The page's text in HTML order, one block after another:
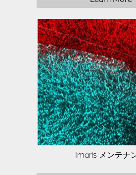
Push your advanced
Imaris Infinity to the
Imaris メンテナ